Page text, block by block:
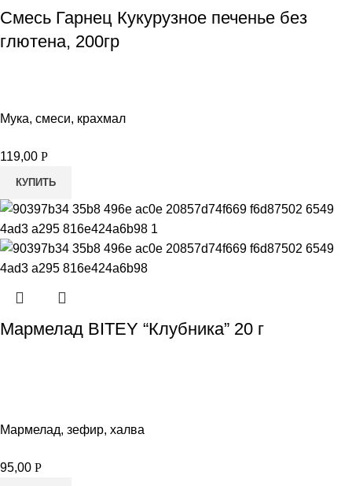
Смесь Гарнец Кукурузное печенье без
глютена, 200гр
Мука, смеси, крахмал
119,00 Р
КУПИТЬ
Мармелад BITEY “Клубника” 20 г
Мармелад, зефир, халва
95,00 Р